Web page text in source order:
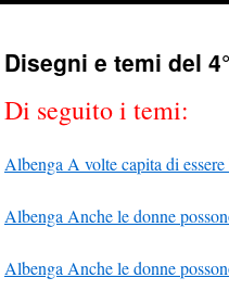
contenuto
Disegni e temi del
Di seguito i temi:
Albenga A volte capita di
Albenga Anche le donne
Albenga Anche le donne